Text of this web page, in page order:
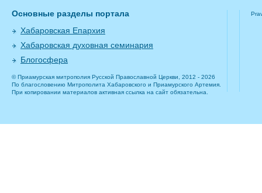
Основные разделы портала
Хабаровская Епархия
Хабаровская духовная семинария
Блогосфера
© Приамурская митрополия Русской Православной Церкви, 2012 - 2026
По благословению Митрополита Хабаровского и Приамурского Артемия.
При копировании материалов активная ссылка на сайт обязательна.